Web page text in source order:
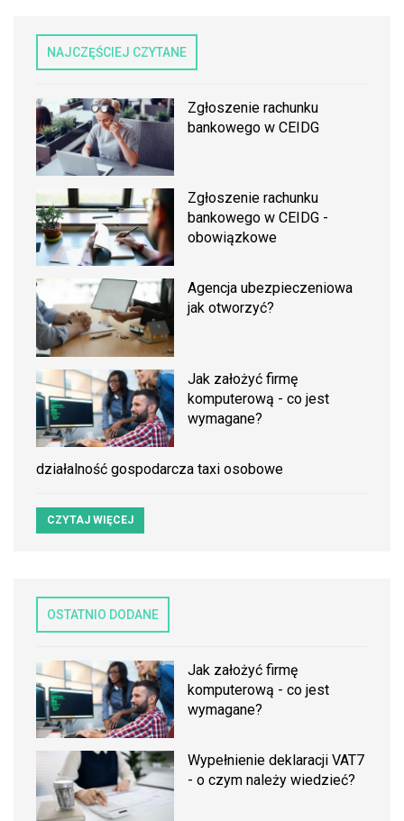
NAJCZĘŚCIEJ CZYTANE
Zgłoszenie rachunku
bankowego w CEIDG
Zgłoszenie rachunku
bankowego w CEIDG -
obowiązkowe
Agencja ubezpieczeniowa
jak otworzyć?
Jak założyć firmę
komputerową - co jest
wymagane?
działalność gospodarcza taxi osobowe
CZYTAJ WIĘCEJ
OSTATNIO DODANE
Jak założyć firmę
komputerową - co jest
wymagane?
Wypełnienie deklaracji VAT7
- o czym należy wiedzieć?